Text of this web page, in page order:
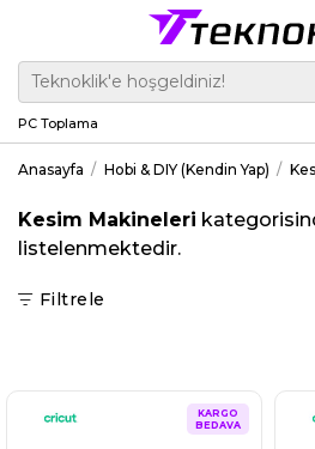
PC Toplama
Anasayfa Hobi & DIY (Kendin Yap)
Kesim Makineleri
listelenmektedir.
Filtrele
KARGO
BEDAVA